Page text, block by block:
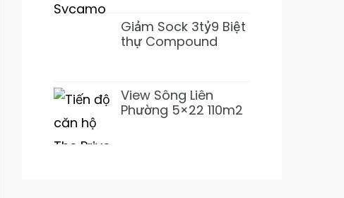
(Giảm 3 tỷ)
Giảm Sock 3tỷ9 Biệt
thự Compound
31tỷ500 (Thơm)
View Sông Liên
Phường 5×22 110m2